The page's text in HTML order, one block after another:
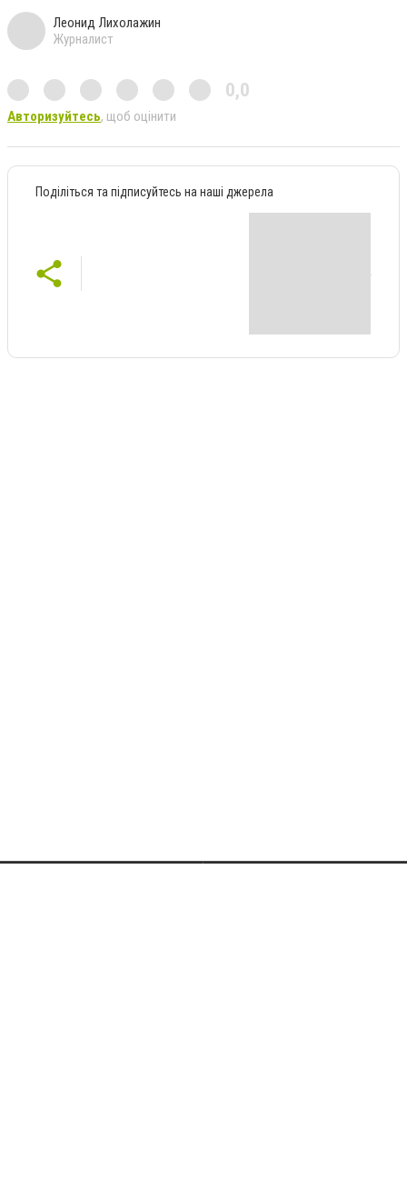
Леонид Лихолажин
Журналист
0,0
Авторизуйтесь, щоб оцінити
Поділіться та підписуйтесь на наші джерела